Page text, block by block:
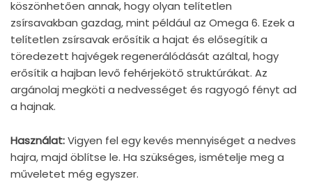
köszönhetően annak, hogy olyan telítetlen
zsírsavakban gazdag, mint például az Omega 6. Ezek a
telítetlen zsírsavak erősítik a hajat és elősegítik a
töredezett hajvégek regenerálódását azáltal, hogy
erősítik a hajban levő fehérjekötő struktúrákat. Az
argánolaj megköti a nedvességet és ragyogó fényt ad
a hajnak.
Használat:Vigyen fel egy kevés mennyiséget a nedves
hajra, majd öblítse le. Ha szükséges, ismételje meg a
műveletet még egyszer.